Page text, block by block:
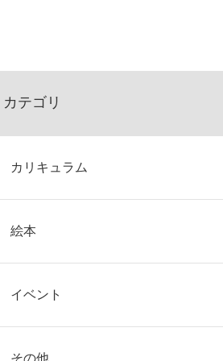
カテゴリ
カリキュラム
絵本
イベント
その他